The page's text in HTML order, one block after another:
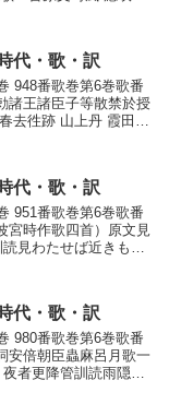
代・歌・訳
948番歌巻第6巻歌番
諸王諸臣子等散禁於授
去徃跡 山上丹 霞田名
代・歌・訳
951番歌巻第6巻歌番
宮時作歌四首）原文見
見わたせば近きもの
代・歌・訳
980番歌巻第6巻歌番
安倍朝臣蟲麻呂月歌一
者更降管訓読雨隠り